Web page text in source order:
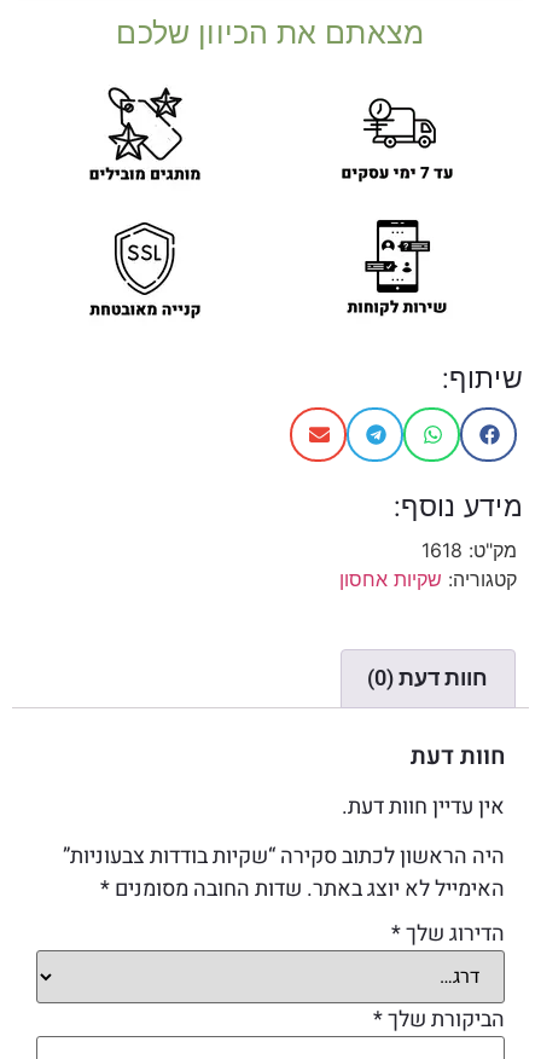
מצאתם את הכיוון שלכם
שיתוף:
מידע נוסף:
מק"ט: 1618
קטגוריה: שקיות אחסון
חוות דעת (0)
חוות דעת
אין עדיין חוות דעת.
היה הראשון לכתוב סקירה “שקיות בודדות צבעוניות”
האימייל לא יוצג באתר. שדות החובה מסומנים*
הדירוג שלך*
הביקורת שלך*